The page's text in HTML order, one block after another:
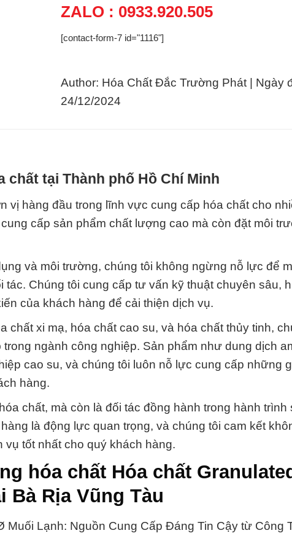
ZALO : 0933.920.505
[contact-form-7 id="1116"]
Author: Hóa Chất Đắc Trường Phát | Ngày
24/12/2024
tại Thành phố Hồ Chí Minh
vị hàng đầu trong lĩnh vực cung cấp hóa chất cho
cấp sản phẩm chất lượng cao mà còn đặt môi
và môi trường, chúng tôi không ngừng nỗ lực để
Chúng tôi cung cấp tư vấn kỹ thuật chuyên sâu,
của khách hàng để cải thiện dịch vụ.
xi mạ, hóa chất cao su, và hóa chất thủy tinh,
ngành công nghiệp. Sản phẩm như dung dịch
cao su, và chúng tôi luôn nỗ lực cung cấp những
hàng.
chất, mà còn là đối tác đồng hành trong hành trình
là động lực quan trọng, và chúng tôi cam kết
tốt nhất cho quý khách hàng.
hóa chất Hóa chất
Bà Rịa Vũng Tàu
Muối Lạnh: Nguồn Cung Cấp Đáng Tin Cậy từ Công